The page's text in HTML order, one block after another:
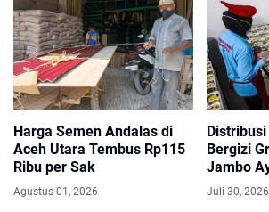
Harga Semen Andalas di
Aceh Utara Tembus Rp115
Ribu per Sak
Agustus 01, 2026
Bergizi
Jambo
Juli 30, 2026